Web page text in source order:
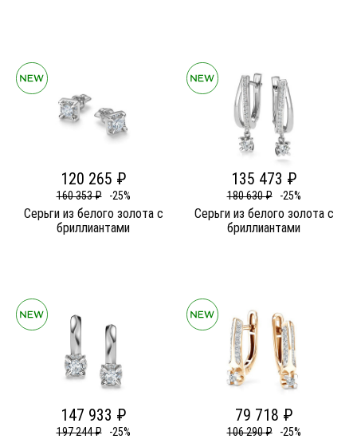
120 265 ₽
160 353 ₽ -25%
Серьги из белого золота c
бриллиантами
135 473 ₽
180 630 ₽ -25%
Серьги из белого золота c
бриллиантами
147 933 ₽
197 244 ₽ -25%
79 718 ₽
106 290 ₽ -25%